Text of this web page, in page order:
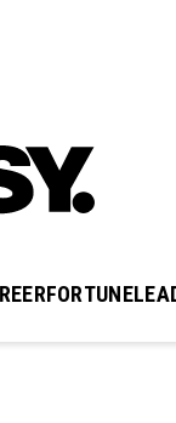
FORTUNE